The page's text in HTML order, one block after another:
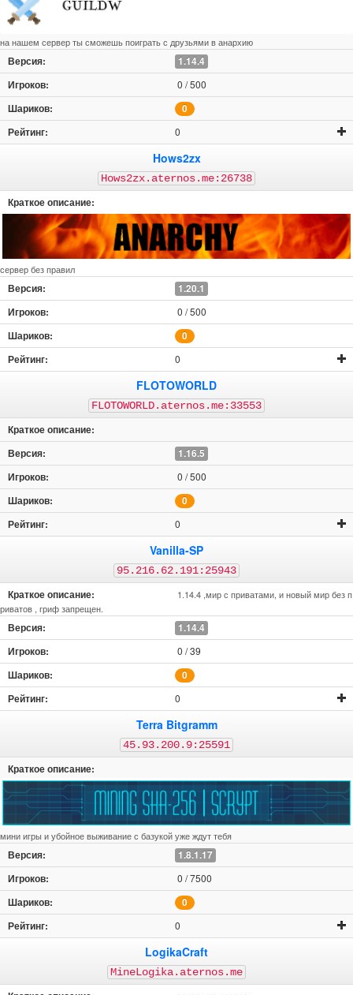
на нашем сервер ты сможешь поиграть с друзьями в анархию
1.14.4
0 / 500
0
0
Hows2zx
Hows2zx.aternos.me:26738
сервер без правил
1.20.1
0 / 500
0
0
FLOTOWORLD
FLOTOWORLD.aternos.me:33553
1.16.5
0 / 500
0
0
Vanilla-SP
95.216.62.191:25943
1.14.4 ,мир с приватами, и новый мир без п
риватов , гриф запрещен.
1.14.4
0 / 39
0
0
Terra Bitgramm
45.93.200.9:25591
мини игры и убойное выживание с базукой уже ждут тебя
1.8.1.17
0 / 7500
0
0
LogikaCraft
MineLogika.aternos.me